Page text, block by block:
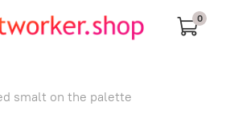
0
smalt on the palette